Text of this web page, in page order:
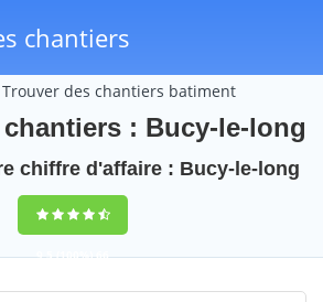
chantiers
Trouver des chantiers batiment
: Bucy-le-long
chiffre d'affaire : Bucy-le-long
9,5(100%)66
votes